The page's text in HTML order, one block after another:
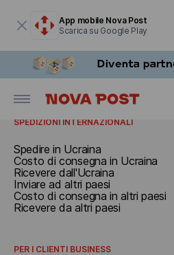
App mobile Nova Post
Scarica su Google Play
Documenti e pacchi fino a 30 kg
Carichi superiori a 30 kg
Prenota un ritiro
Tariffe
RICEVERE
Ricevere in Italia
SPEDIZIONI INTERNAZIONALI
Spedire in Ucraina
Costo di consegna in Ucraina
Ricevere dall'Ucraina
Inviare ad altri paesi
Costo di consegna in altri paesi
Ricevere da altri paesi
PER I CLIENTI BUSINESS